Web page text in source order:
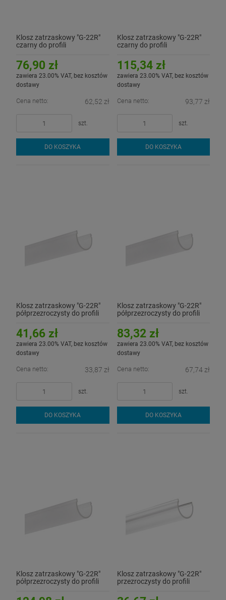
Klosz zatrzaskowy "G-22R"
czarny do profili
76,90 zł
zawiera 23.00% VAT, bez kosztów
dostawy
Cena netto: 62,52 zł
szt.
DO KOSZYKA
Klosz zatrzaskowy "G-22R"
czarny do profili
115,34 zł
zawiera 23.00% VAT, bez kosztów
dostawy
Cena netto: 93,77 zł
szt.
DO KOSZYKA
Klosz zatrzaskowy "G-22R"
półprzezroczysty do profili
41,66 zł
zawiera 23.00% VAT, bez kosztów
dostawy
Cena netto: 33,87 zł
szt.
DO KOSZYKA
Klosz zatrzaskowy "G-22R"
półprzezroczysty do profili
83,32 zł
zawiera 23.00% VAT, bez kosztów
dostawy
Cena netto: 67,74 zł
szt.
DO KOSZYKA
Klosz zatrzaskowy "G-22R"
półprzezroczysty do profili
Klosz zatrzaskowy "G-22R"
przezroczysty do profili